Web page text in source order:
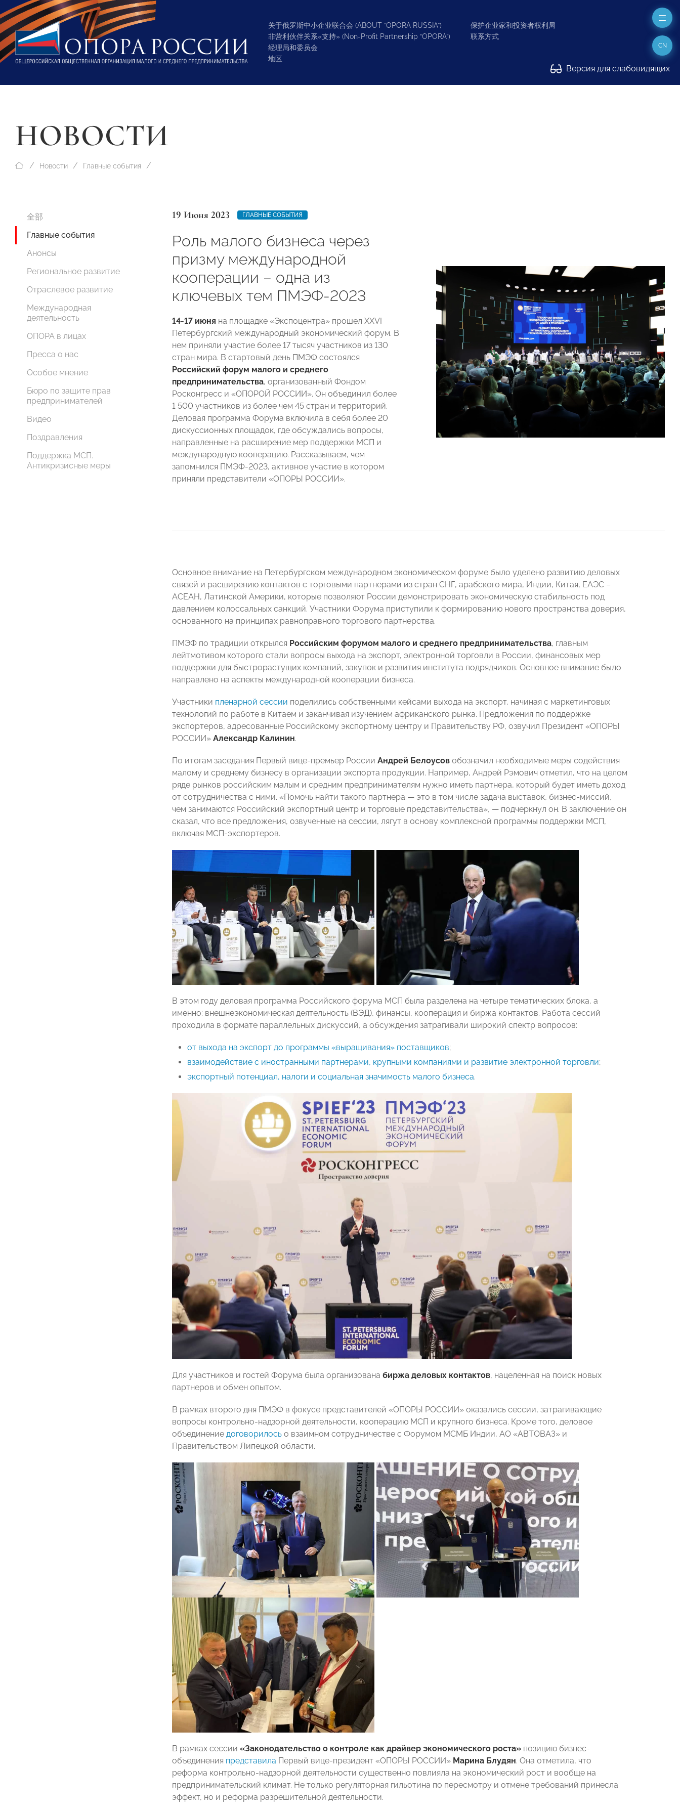
关于俄罗斯中小企业联合会 (ABOUT “OPORA RUSSIA”)
非营利伙伴关系«支持» (Non-Profit Partnership “OPORA”)
经理局和委员会
地区
保护企业家和投资者权利局
联系方式
Версия для слабовидящих
CN
НОВОСТИ
Новости Главные события
全部
Главные события
Анонсы
Региональное развитие
Отраслевое развитие
Международная
деятельность
ОПОРА в лицах
Пресса о нас
Особое мнение
Бюро по защите прав
предпринимателей
Видео
Поздравления
Поддержка МСП.
Антикризисные меры
19 Июня 2023 ГЛАВНЫЕ СОБЫТИЯ
Роль малого бизнеса через
призму международной
кооперации – одна из
ключевых тем ПМЭФ-2023
14-17 июня на площадке «Экспоцентра» прошел XXVI
Петербургский международный экономический форум. В
нем приняли участие более 17 тысяч участников из 130
стран мира. В стартовый день ПМЭФ состоялся
Российский форум малого и среднего
предпринимательства, организованный Фондом
Росконгресс и «ОПОРОЙ РОССИИ». Он объединил более
1 500 участников из более чем 45 стран и территорий.
Деловая программа Форума включила в себя более 20
дискуссионных площадок, где обсуждались вопросы,
направленные на расширение мер поддержки МСП и
международную кооперацию. Рассказываем, чем
запомнился ПМЭФ-2023, активное участие в котором
приняли представители «ОПОРЫ РОССИИ».
Основное внимание на Петербургском международном экономическом форуме было уделено развитию деловых
связей и расширению контактов с торговыми партнерами из стран СНГ, арабского мира, Индии, Китая, ЕАЭС –
АСЕАН, Латинской Америки, которые позволяют России демонстрировать экономическую стабильность под
давлением колоссальных санкций. Участники Форума приступили к формированию нового пространства доверия,
основанного на принципах равноправного торгового партнерства.
ПМЭФ по традиции открылся Российским форумом малого и среднего предпринимательства, главным
лейтмотивом которого стали вопросы выхода на экспорт, электронной торговли в России, финансовых мер
поддержки для быстрорастущих компаний, закупок и развития института подрядчиков. Основное внимание было
направлено на аспекты международной кооперации бизнеса.
Участники пленарной сессии поделились собственными кейсами выхода на экспорт, начиная с маркетинговых
технологий по работе в Китаем и заканчивая изучением африканского рынка. Предложения по поддержке
экспортеров, адресованные Российскому экспортному центру и Правительству РФ, озвучил Президент «ОПОРЫ
РОССИИ» Александр Калинин.
По итогам заседания Первый вице-премьер России Андрей Белоусов обозначил необходимые меры содействия
малому и среднему бизнесу в организации экспорта продукции. Например, Андрей Рэмович отметил, что на целом
ряде рынков российским малым и средним предпринимателям нужно иметь партнера, который будет иметь доход
от сотрудничества с ними. «Помочь найти такого партнера — это в том числе задача выставок, бизнес-миссий,
чем занимаются Российский экспортный центр и торговые представительства», — подчеркнул он. В заключение он
сказал, что все предложения, озвученные на сессии, лягут в основу комплексной программы поддержки МСП,
включая МСП-экспортеров.
В этом году деловая программа Российского форума МСП была разделена на четыре тематических блока, а
именно: внешнеэкономическая деятельность (ВЭД), финансы, кооперация и биржа контактов. Работа сессий
проходила в формате параллельных дискуссий, а обсуждения затрагивали широкий спектр вопросов:
от выхода на экспорт до программы «выращивания» поставщиков;
взаимодействие с иностранными партнерами, крупными компаниями и развитие электронной торговли;
экспортный потенциал, налоги и социальная значимость малого бизнеса.
Для участников и гостей Форума была организована биржа деловых контактов, нацеленная на поиск новых
партнеров и обмен опытом.
В рамках второго дня ПМЭФ в фокусе представителей «ОПОРЫ РОССИИ» оказались сессии, затрагивающие
вопросы контрольно-надзорной деятельности, кооперацию МСП и крупного бизнеса. Кроме того, деловое
объединение договорилось о взаимном сотрудничестве с Форумом МСМБ Индии, АО «АВТОВАЗ» и
Правительством Липецкой области.
В рамках сессии «Законодательство о контроле как драйвер экономического роста» позицию бизнес-
объединения представила Первый вице-президент «ОПОРЫ РОССИИ» Марина Блудян. Она отметила, что
реформа контрольно-надзорной деятельности существенно повлияла на экономический рост и вообще на
предпринимательский климат. Не только регуляторная гильотина по пересмотру и отмене требований принесла
эффект, но и реформа разрешительной деятельности.